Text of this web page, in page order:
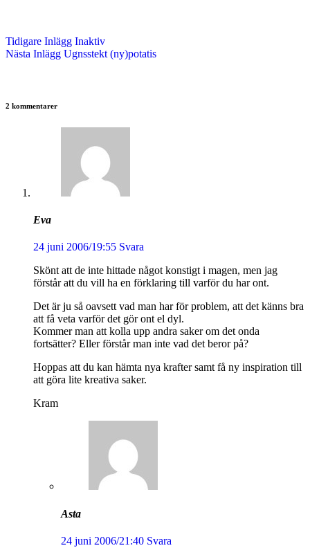
Tidigare Inlägg Inaktiv
Nästa Inlägg Ugnsstekt (ny)potatis
2 kommentarer
Eva
24 juni 2006/19:55 Svara
Skönt att de inte hittade något konstigt i magen, men jag
förstår att du vill ha en förklaring till varför du har ont.
Det är ju så oavsett vad man har för problem, att det känns bra
att få veta varför det gör ont el dyl.
Kommer man att kolla upp andra saker om det onda
fortsätter? Eller förstår man inte vad det beror på?
Hoppas att du kan hämta nya krafter samt få ny inspiration till
att göra lite kreativa saker.
Kram
Asta
24 juni 2006/21:40 Svara